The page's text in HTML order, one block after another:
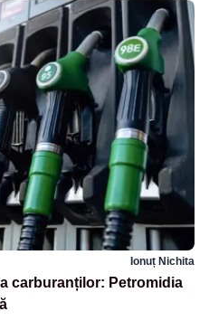
Ionuț Nichita
carburanților: Petromidia